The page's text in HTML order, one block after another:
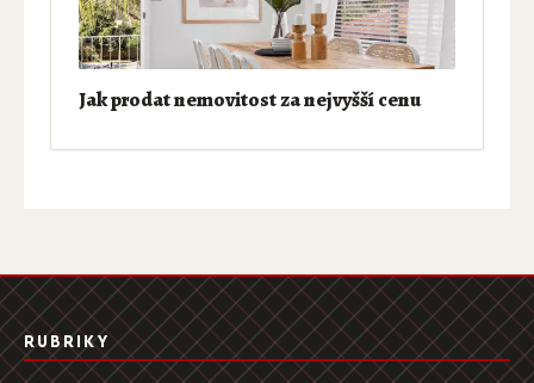
Jak prodat nemovitost za nejvyšší cenu
RUBRIKY